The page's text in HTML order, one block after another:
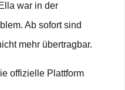
war in der
Ab sofort sind
mehr übertragbar.
offizielle Plattform